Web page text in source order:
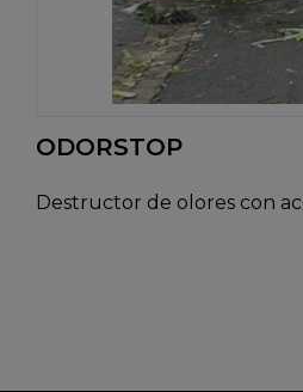
ODORSTOP
Destructor de olores con